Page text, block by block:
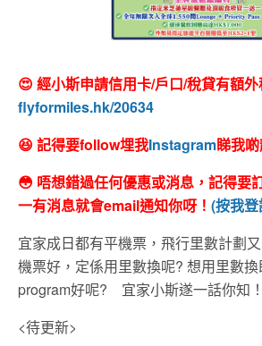
😍 經小斯申請信用卡/戶口/稅貸有額外
flyformiles.hk/20634
😆 記得要follow埋我Instagram睇我
😳 唔想錯過任何優惠或消息，記得要
一有消息就會email通知你呀！ (按我
宜家成日都有平機票，飛行里數計劃
機票好，定係用里數換呢? 想用里數
program好呢? 宜家小斯遂一話你知！
<待更新>